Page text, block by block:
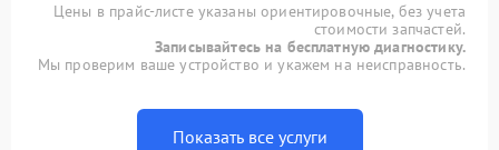
Цены в прайс-листе указаны ориентировочные, без учета
стоимости запчастей.
Записывайтесь на бесплатную диагностику.
Мы проверим ваше устройство и укажем на неисправность.
Показать все услуги